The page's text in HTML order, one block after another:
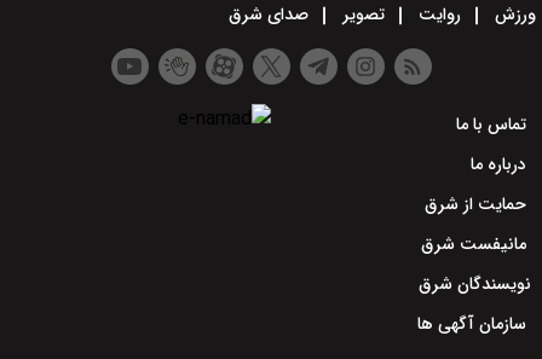
ورزش
روایت تصویر صدای شرق
تماس با ما
درباره ما
حمایت از شرق
مانیفست شرق
نویسندگان شرق
سازمان آگهی ها